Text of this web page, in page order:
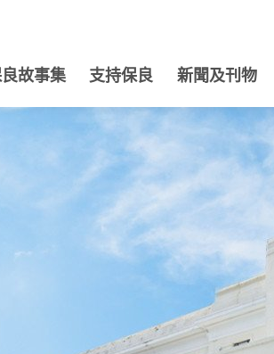
故事集 支持保良 新聞及刊物